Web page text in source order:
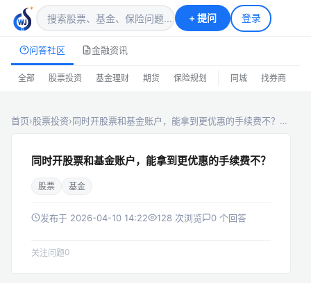
+提问 登录
问答社区 金融资讯
全部 股票投资 基金理财 期货 保险规划 同城 找券商
首页›股票投资›同时开股票和基金账户，能拿到更优惠的手续费不？…
同时开股票和基金账户，能拿到更优惠的手续费不？
股票 基金
发布于 2026-04-10 14:22 128 次浏览 0 个回答
关注问题0